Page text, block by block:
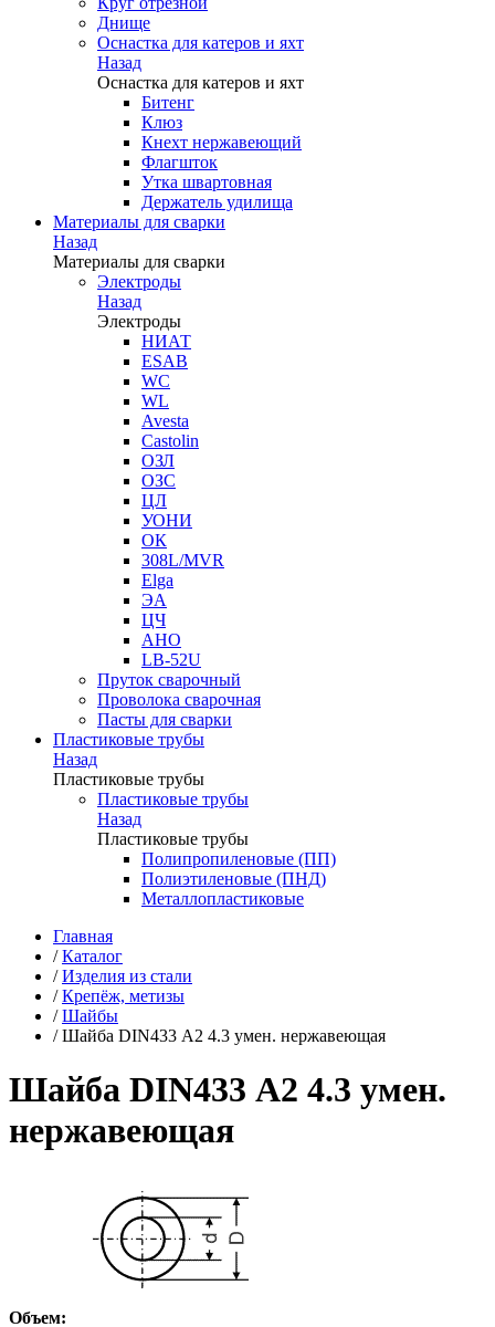
Днище
Оснастка для катеров и яхт
Назад
Оснастка для катеров и яхт
Битенг
Клюз
Кнехт нержавеющий
Флагшток
Утка швартовная
Держатель удилища
Материалы для сварки
Назад
Материалы для сварки
Электроды
Назад
Электроды
НИАТ
ESAB
WC
WL
Avesta
Castolin
ОЗЛ
ОЗС
ЦЛ
УОНИ
ОК
308L/MVR
Elga
ЭА
ЦЧ
АНО
LB-52U
Пруток сварочный
Проволока сварочная
Пасты для сварки
Пластиковые трубы
Назад
Пластиковые трубы
Пластиковые трубы
Назад
Пластиковые трубы
Полипропиленовые (ПП)
Полиэтиленовые (ПНД)
Металлопластиковые
Главная
/ Каталог
/ Изделия из стали
/ Крепёж, метизы
/ Шайбы
/ Шайба DIN433 А2 4.3 умен. нержавеющая
Шайба DIN433 А2 4.3 умен.
нержавеющая
Объем: